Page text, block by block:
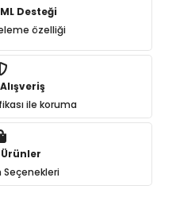
Desteği
özelliği
ile koruma
Seçenekleri